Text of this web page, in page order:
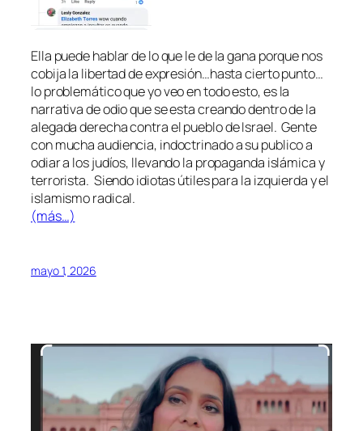
Ella puede hablar de lo que le de la gana porque nos
cobija la libertad de expresión…hasta cierto punto…
lo problemático que yo veo en todo esto, es la
narrativa de odio que se esta creando dentro de la
alegada derecha contra el pueblo de Israel. Gente
con mucha audiencia, indoctrinado a su publico a
odiar a los judíos, llevando la propaganda islámica y
terrorista. Siendo idiotas útiles para la izquierda y el
islamismo radical.
(más…)
mayo 1, 2026